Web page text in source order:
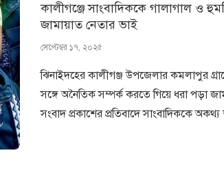
কালীগঞ্জে সাংবাদিককে গালাগাল ও
জামায়াত নেতার ভাই
সেপ্টেম্বর ১৭, ২০২৫
ঝিনাইদহের কালীগঞ্জ উপজেলার কমলাপুর গ্রামে
সঙ্গে অনৈতিক সম্পর্ক করতে গিয়ে ধরা পড়া
সংবাদ প্রকাশের প্রতিবাদে সাংবাদিককে